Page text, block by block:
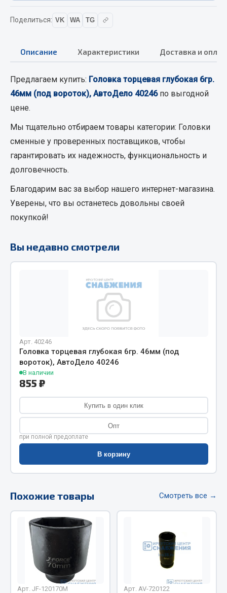
Масла
МЕТИЗЫ
Пружины
Хомуты
Весь раздел
Соединительные элементы
Адаптеры и переходники
Трубки, муфты, гайки
Угольники
Фитинги
Штуцеры
Весь раздел
Инструмент
Автомобильный инструмент
Крепежный инструмент
Режущий инструмент
Силовое оборудование
Слесарный инструмент
Столярный инструмент
Показать ещё
Поделиться: VK WA TG
Описание Характеристики Доставка и
Предлагаем купить: Головка торцевая глубокая 6гр.
46мм (под вороток), АвтоДело 40246по выгодной
цене.
Мы тщательно отбираем товары категории: Головки
сменные у проверенных поставщиков, чтобы
гарантировать их надежность, функциональность и
долговечность.
Благодарим вас за выбор нашего интернет-магазина.
Уверены, что вы останетесь довольны своей
покупкой!
Вы недавно смотрели
Арт. 40246
Головка торцевая глубокая 6гр. 46мм (под
вороток), АвтоДело 40246
В наличии
855 ₽
Купить в один клик
Опт
при полной предоплате
В корзину
Похожие товары Смотреть все →
Арт. JF-120170M Арт. AV-720122